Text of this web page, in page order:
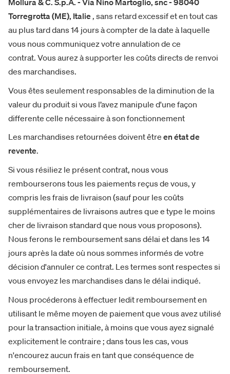
Mollura & C. S.p.A. - Via Nino Martoglio, snc - 98040
Torregrotta (ME), Italie, sans retard excessif et en tout cas
au plus tard dans 14 jours à compter de la date à laquelle
vous nous communiquez votre annulation de ce
contrat. Vous aurez à supporter les coûts directs de renvoi
des marchandises.
Vous êtes seulement responsables de la diminution de la
valeur du produit si vous l’avez manipule d'une façon
differente celle nécessaire à son fonctionnement
Les marchandises retournées doivent être en état de
revente.
Si vous résiliez le présent contrat, nous vous
rembourserons tous les paiements reçus de vous, y
compris les frais de livraison (sauf pour les coûts
supplémentaires de livraisons autres que e type le moins
cher de livraison standard que nous vous proposons).
Nous ferons le remboursement sans délai et dans les 14
jours après la date où nous sommes informés de votre
décision d'annuler ce contrat. Les termes sont respectes si
vous envoyez les marchandises dans le délai indiqué.
Nous procéderons à effectuer ledit remboursement en
utilisant le même moyen de paiement que vous avez utilisé
pour la transaction initiale, à moins que vous ayez signalé
explicitement le contraire ; dans tous les cas, vous
n'encourez aucun frais en tant que conséquence de
remboursement.